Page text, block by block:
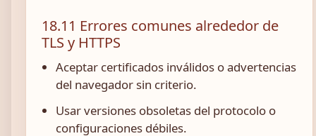
18.11 Errores comunes alrededor de
TLS y HTTPS
Aceptar certificados inválidos o advertencias
del navegador sin criterio.
Usar versiones obsoletas del protocolo o
configuraciones débiles.